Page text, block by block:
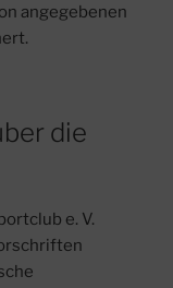
angegebenen
die
e. V.